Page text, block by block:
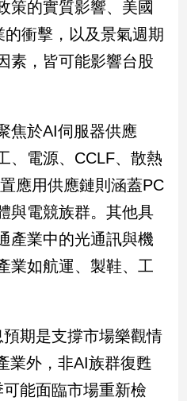
策的實質影響、美國
衝擊，以及景氣週期
素，皆可能影響台股
焦於AI伺服器供應
、電源、CCLF、散熱
應用供應鏈則涵蓋PC
與電競族群。其他具
產業中的光通訊與機
業如航運、製鞋、工
期是支撐市場樂觀情
業外，非AI族群復甦
能面臨市場重新檢